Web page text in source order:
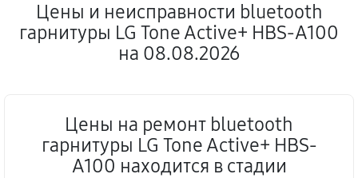
Цены и неисправности bluetooth
гарнитуры LG Tone Active+ HBS-A100
на 08.08.2026
Цены на ремонт bluetooth
гарнитуры LG Tone Active+ HBS-
A100 находится в стадии